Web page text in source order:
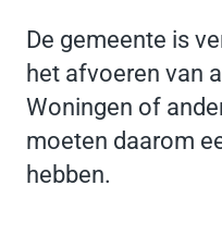
De gemeente is
het afvoeren van
Woningen of
moeten daarom
hebben.